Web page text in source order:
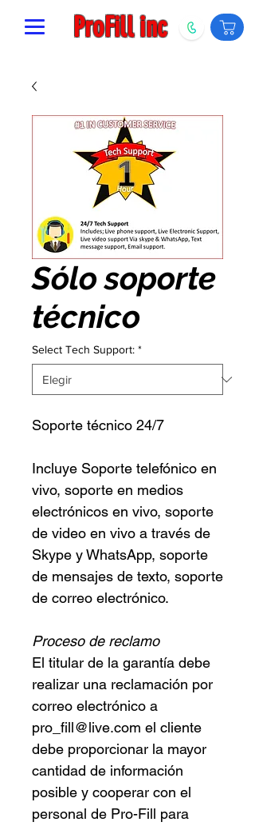
ProFill inc
Sólo soporte
técnico
Select Tech Support: *
Soporte técnico 24/7
Incluye Soporte telefónico en
vivo, soporte en medios
electrónicos en vivo, soporte
de video en vivo a través de
Skype y WhatsApp, soporte
de mensajes de texto, soporte
de correo electrónico.
Proceso de reclamo
El titular de la garantía debe
realizar una reclamación por
correo electrónico a
pro_fill@live.com el cliente
debe proporcionar la mayor
cantidad de información
posible y cooperar con el
personal de Pro-Fill para